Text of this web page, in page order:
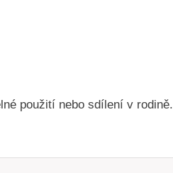
použití nebo sdílení v rodině.